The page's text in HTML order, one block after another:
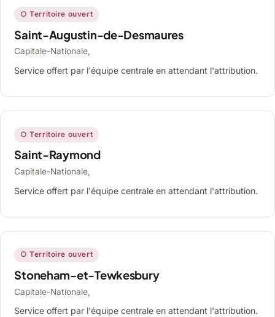
○ Territoire ouvert
Saint-Augustin-de-Desmaures
Capitale-Nationale,
Service offert par l'équipe centrale en attendant l'attribution.
○ Territoire ouvert
Saint-Raymond
Capitale-Nationale,
Service offert par l'équipe centrale en attendant l'attribution.
○ Territoire ouvert
Stoneham-et-Tewkesbury
Capitale-Nationale,
Service offert par l'équipe centrale en attendant l'attribution.